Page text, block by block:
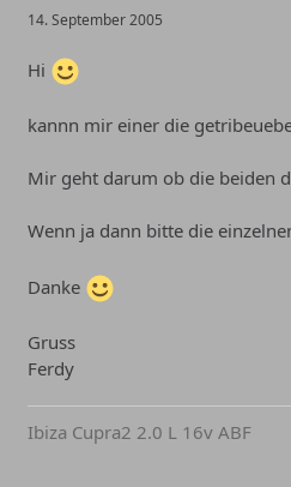
14. September 2005
Hi
kannn mir einer die
Mir geht darum ob die beiden
Wenn ja dann bitte die
Danke
Gruss
Ferdy
Ibiza Cupra2 2.0 L 16v ABF